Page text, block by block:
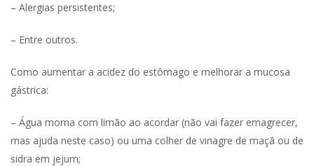
– Alergias persistentes;
– Entre outros.
Como aumentar a acidez do estômago e melhorar a mucosa
gástrica:
– Água morna com limão ao acordar (não vai fazer emagrecer,
mas ajuda neste caso) ou uma colher de vinagre de maçã ou de
sidra em jejum;